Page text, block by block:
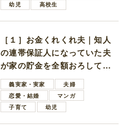
幼児
高校生
［１］お金くれくれ夫｜知人
の連帯保証人になっていた夫
が家の貯金を全額おろしてほ
しいと言ってきた
義実家・実家
夫婦
恋愛・結婚
マンガ
子育て
幼児